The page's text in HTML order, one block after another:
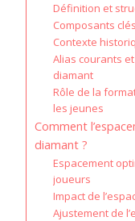
Définition et
Composants
Contexte
Alias courants
diamant
Rôle de la
les jeunes
Comment
diamant ?
Espacement
joueurs
Impact de
Ajustement de